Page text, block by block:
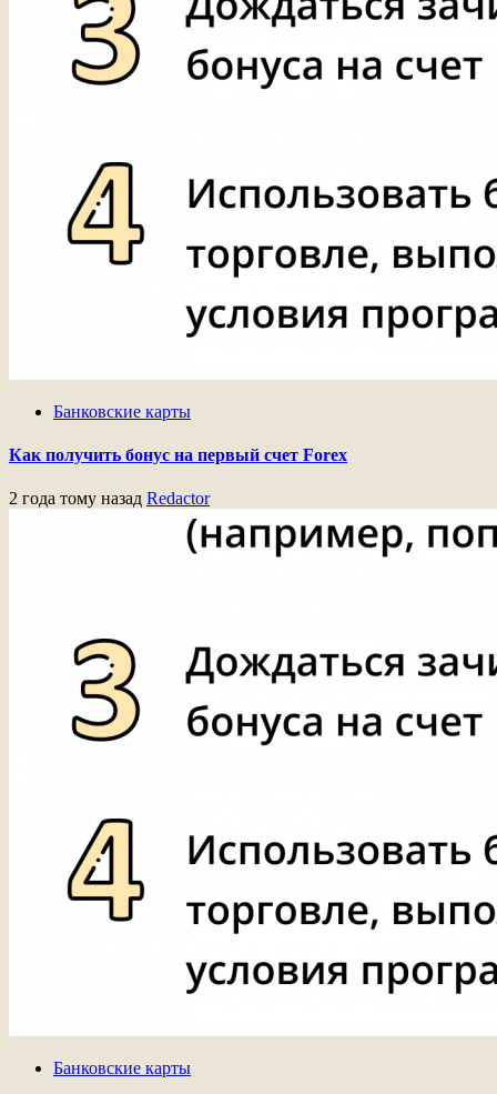
Банковские карты
Как получить бонус на первый счет Forex
2 года тому назад Redactor
Банковские карты